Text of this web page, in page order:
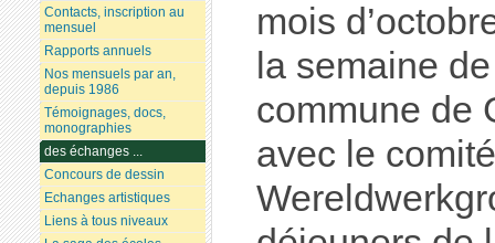
mois
la semaine
commune de
avec le
Contacts, inscription au
mensuel
Rapports annuels
Nos mensuels par an,
depuis 1986
Témoignages, docs,
monographies
des échanges ...
Concours de dessin
Echanges artistiques
Liens à tous niveaux